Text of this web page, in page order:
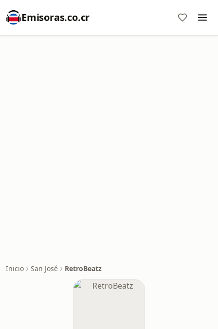
Emisoras.co.cr
Inicio San José RetroBeatz